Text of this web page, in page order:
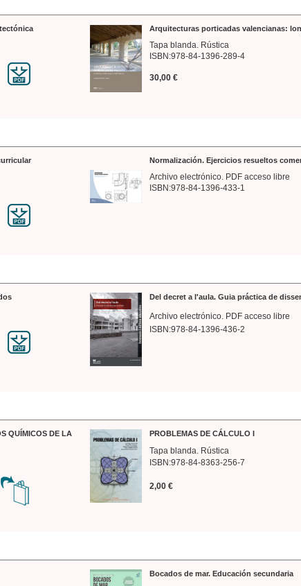
Arquitecturas porticadas valencianas:
Tapa blanda. Rústica
ISBN:978-84-1396-289-4
30,00 €
Normalización. Ejercicios resueltos
Archivo electrónico. PDF acceso libre
ISBN:978-84-1396-433-1
Del decret a l'aula. Guia práctica de
Archivo electrónico. PDF acceso libre
ISBN:978-84-1396-436-2
QUÍMICOS DE LA
PROBLEMAS DE CÁLCULO I
Tapa blanda. Rústica
ISBN:978-84-8363-256-7
2,00 €
Bocados de mar. Educación secundaria